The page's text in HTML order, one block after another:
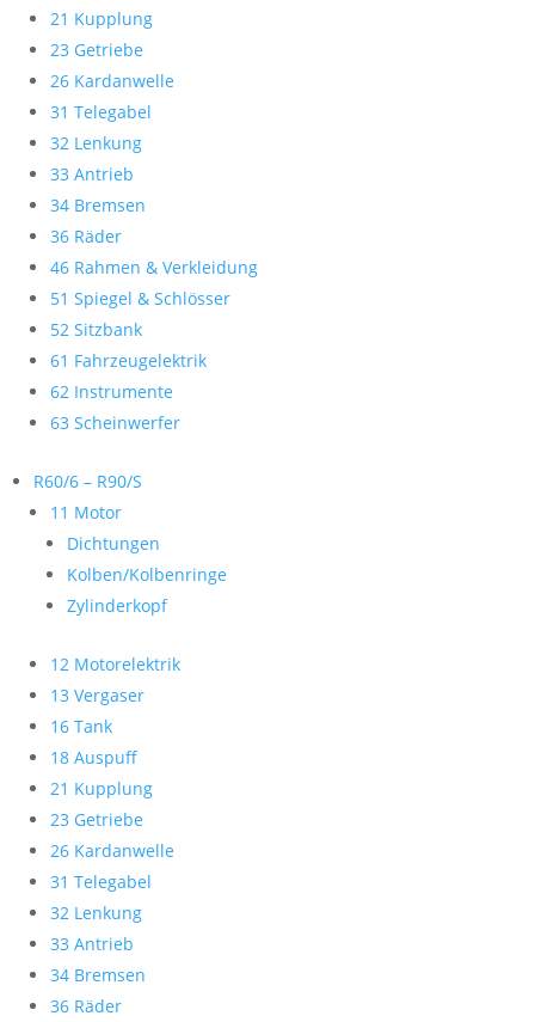
21 Kupplung
23 Getriebe
26 Kardanwelle
31 Telegabel
32 Lenkung
33 Antrieb
34 Bremsen
36 Räder
46 Rahmen & Verkleidung
51 Spiegel & Schlösser
52 Sitzbank
61 Fahrzeugelektrik
62 Instrumente
63 Scheinwerfer
R60/6 – R90/S
11 Motor
Dichtungen
Kolben/Kolbenringe
Zylinderkopf
12 Motorelektrik
13 Vergaser
16 Tank
18 Auspuff
21 Kupplung
23 Getriebe
26 Kardanwelle
31 Telegabel
32 Lenkung
33 Antrieb
34 Bremsen
36 Räder